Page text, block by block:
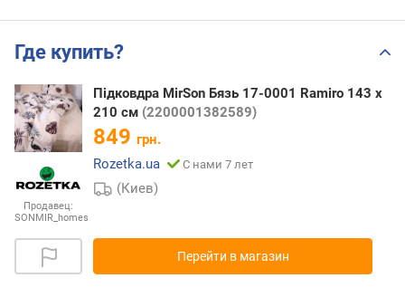
Где купить?
Продавец:
SONMIR_homes
Підковдра MirSon Бязь 17-0001 Ramiro 143 x
210 см (2200001382589)
849 грн.
Rozetka.ua
С нами 7 лет
(Киев)
Перейти в магазин